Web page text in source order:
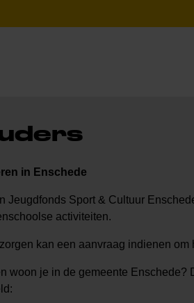
in Enschede
Jeugdfonds Sport & Cultuur
activiteiten.
kan een aanvraag indienen om
woon je in de gemeente